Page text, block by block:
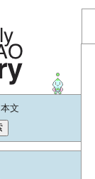
本文